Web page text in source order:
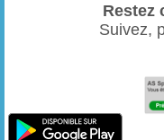
Restez
Suivez,